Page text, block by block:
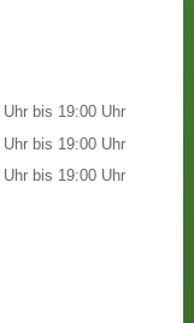
bis 19:00 Uhr
bis 19:00 Uhr
bis 19:00 Uhr